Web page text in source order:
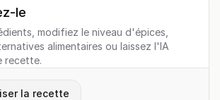
le
modifiez le niveau d'épices,
alimentaires ou laissez l'IA
recette.
la recette